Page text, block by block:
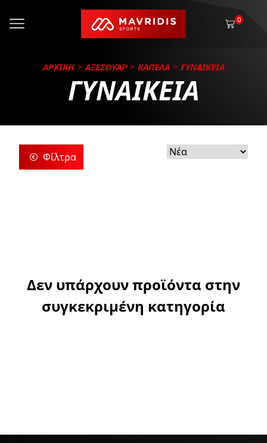
0
ΑΡΧΙΚΗ ΑΞΕΣΟΥΑΡ ΚΑΠΕΛΑ ΓΥΝΑΙΚΕΙΑ
ΓΥΝΑΙΚΕΙΑ
Φίλτρα
Δεν υπάρχουν προϊόντα στην
συγκεκριμένη κατηγορία